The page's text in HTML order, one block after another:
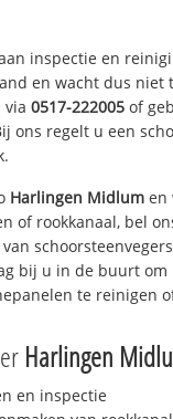
inspectie en
en wacht dus niet
via0517-222005 of
ons regelt u een
Harlingen Midlum en
of rookkanaal, bel
bij u in de buurt om
te reinigen
Harlingen
en inspectie